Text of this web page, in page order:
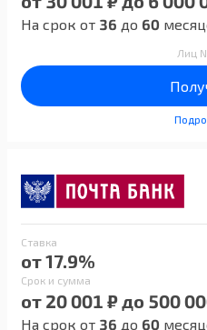
На срок от 36 до 60
Лиц
Ставка
от 17.9%
Срок и сумма
от 20 001 ₽ до 500
На срок от 36 до 60